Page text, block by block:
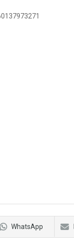
WhatsApp